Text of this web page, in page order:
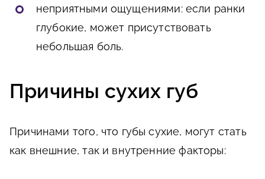
неприятными ощущениями: если ранки
глубокие, может присутствовать
небольшая боль.
Причины сухих губ
Причинами того, что губы сухие, могут стать
как внешние, так и внутренние факторы: